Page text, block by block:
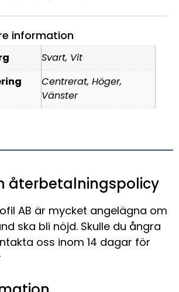
information
Svart, Vit
Centrerat, Höger,
Vänster
återbetalningspolicy
AB är mycket angelägna om
ska bli nöjd. Skulle du ångra
oss inom 14 dagar för